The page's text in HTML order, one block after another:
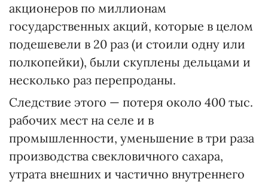
акционеров по миллионам
государственных акций, которые в целом
подешевели в 20 раз (и стоили одну или
полкопейки), были скуплены дельцами и
несколько раз перепроданы.
Следствие этого — потеря около 400 тыс.
рабочих мест на селе и в
промышленности, уменьшение в три раза
производства свекловичного сахара,
утрата внешних и частично внутреннего